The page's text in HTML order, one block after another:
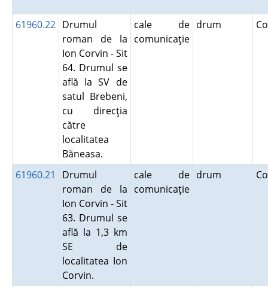
61960.22 Drumul
roman de la
Ion Corvin - Sit
64. Drumul se
află la SV de
satul Brebeni,
cu direcţia
către
localitatea
Băneasa.
cale de
comunicaţie
drum
61960.21
Drumul
roman de la
Ion Corvin - Sit
63. Drumul se
află la 1,3 km
SE de
localitatea Ion
Corvin.
cale de
comunicaţie
drum